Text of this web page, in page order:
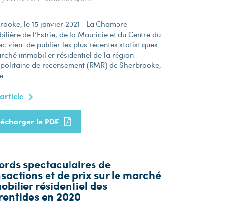
le 15 janvier 2021 –La Chambre
de l’Estrie, de la Mauricie et du Centre du
vient de publier les plus récentes statistiques
immobilier résidentiel de la région
de recensement (RMR) de Sherbrooke,
le PDF
spectaculaires de
et de prix sur le marché
résidentiel des
en 2020